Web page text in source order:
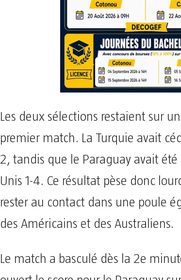
Les deux sélections restaient sur
premier match. La Turquie avait
2, tandis que le Paraguay avait été
Unis 1-4. Ce résultat pèse donc
rester au contact dans une poule
des Américains et des Australiens.
Le match a basculé dès la 2e